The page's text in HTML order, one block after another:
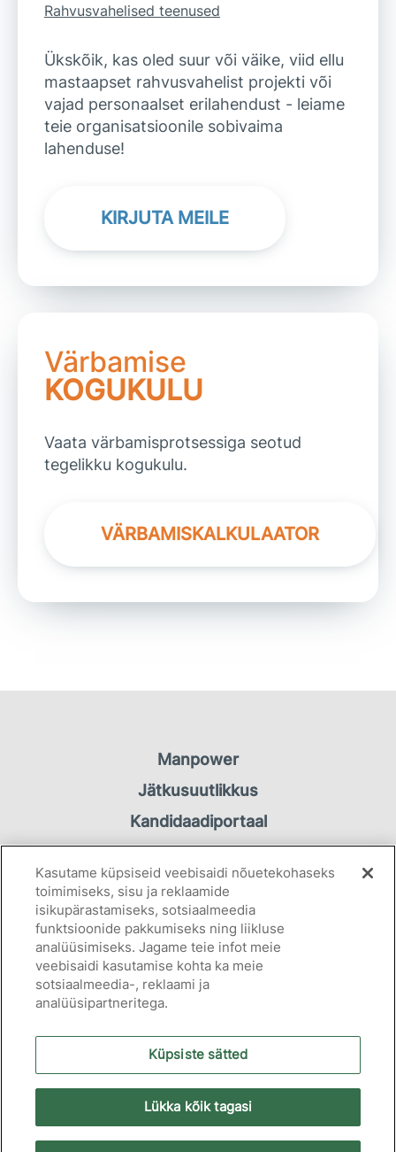
Rahvusvahelised teenused
Ükskõik, kas oled suur või väike, viid ellu
mastaapset rahvusvahelist projekti või
vajad personaalset erilahendust - leiame
teie organisatsioonile sobivaima
lahenduse!
KIRJUTA MEILE
Värbamise
KOGUKULU
Vaata värbamisprotsessiga seotud
tegelikku kogukulu.
VÄRBAMISKALKULAATOR
Manpower
Jätkusuutlikkus
Kandidaadiportaal
Töötaja portaal
Kontakt
Privaatsuspõhimõtted
Küpsiseteavitus
2026 Manpower OÜ
tallinn@manpower.ee
+372 630 6565
Kasutame küpsiseid veebisaidi nõuetekohaseks
toimimiseks, sisu ja reklaamide
isikupärastamiseks, sotsiaalmeedia
funktsioonide pakkumiseks ning liikluse
analüüsimiseks. Jagame teie infot meie
veebisaidi kasutamise kohta ka meie
sotsiaalmeedia-, reklaami ja
analüüsipartneritega.
Küpsiste sätted
Lükka kõik tagasi